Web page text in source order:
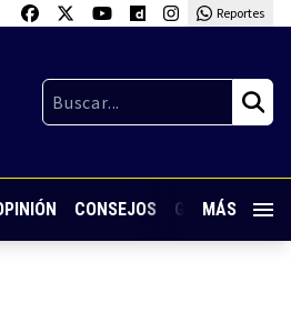
Reportes
CONSEJOS GUARDIA
MÁS